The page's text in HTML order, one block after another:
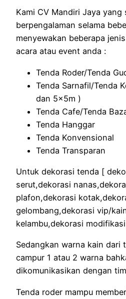
Kami CV Mandiri Jaya yang
berpengalaman selama
menyewakan beberapa
acara atau event anda :
Tenda Roder/Tenda
Tenda Sarnafil/Tenda
dan 5x5m )
Tenda Cafe/Tenda
Tenda Hanggar
Tenda Konvensional
Tenda Transparan
Untuk dekorasi tenda [
serut,dekorasi
plafon,dekorasi
gelombang,dekorasi vip/
kelambu,dekorasi
Sedangkan warna kain dari
campur 1 atau 2 warna
dikomunikasikan dengan
Tenda roder mampu